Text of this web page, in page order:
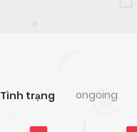
Tình trạng ongoing